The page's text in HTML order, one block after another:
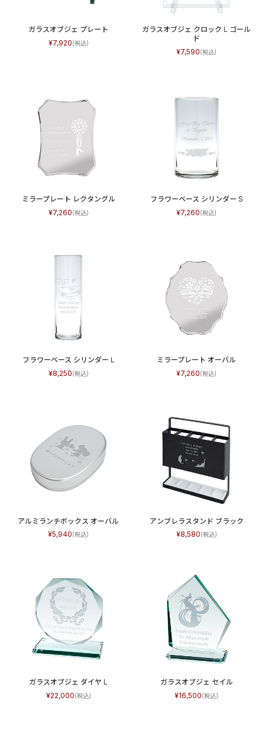
ガラスオブジェ プレート
7,920
ガラスオブジェ クロック L ゴール
ド
7,590
ミラープレート レクタングル
7,260
フラワーベース シリンダー S
7,260
フラワーベース シリンダー L
8,250
ミラープレート オーバル
7,260
アルミランチボックス オーバル
5,940
アンブレラスタンド ブラック
8,580
ガラスオブジェ ダイヤ L
22,000
ガラスオブジェ セイル
16,500